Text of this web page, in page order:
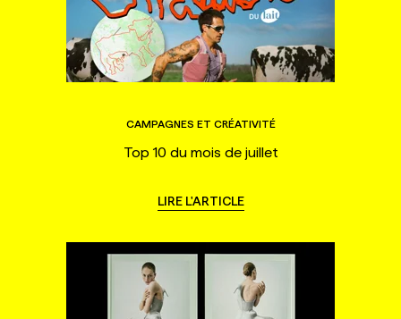
CAMPAGNES ET CRÉATIVITÉ
Top 10 du mois de juillet
LIRE L'ARTICLE